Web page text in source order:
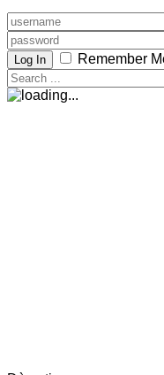
Log In Remember